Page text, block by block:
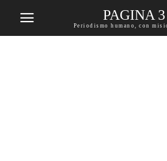
PAGINA 3
Periodismo humano, con